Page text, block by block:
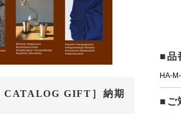
CATALOG GIFT］納期
■品
HA-
■ご